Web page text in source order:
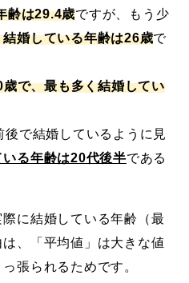
齢は29.4歳ですが、もう少
結婚している年齢は26歳で
で、最も多く結婚してい
で結婚しているように見
る年齢は20代後半である
に結婚している年齢（最
、「平均値」は大きな値
張られるためです。